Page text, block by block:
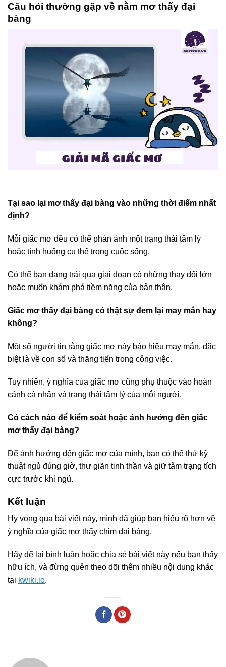
Câu hỏi thường gặp về nằm mơ thấy đại
bàng
Tại sao lại mơ thấy đại bàng vào những thời điểm nhất
định?
Mỗi giấc mơ đều có thể phản ánh một trạng thái tâm lý
hoặc tình huống cụ thể trong cuộc sống.
Có thể bạn đang trải qua giai đoạn có những thay đổi lớn
hoặc muốn khám phá tiềm năng của bản thân.
Giấc mơ thấy đại bàng có thật sự đem lại may mắn hay
không?
Một số người tin rằng giấc mơ này báo hiệu may mắn, đặc
biệt là về con số và thăng tiến trong công việc.
Tuy nhiên, ý nghĩa của giấc mơ cũng phụ thuộc vào hoàn
cảnh cá nhân và trạng thái tâm lý của mỗi người.
Có cách nào để kiểm soát hoặc ảnh hưởng đến giấc
mơ thấy đại bàng?
Để ảnh hưởng đến giấc mơ của mình, bạn có thể thử kỹ
thuật ngủ đúng giờ, thư giãn tinh thần và giữ tâm trạng tích
cực trước khi ngủ.
Kết luận
Hy vọng qua bài viết này, mình đã giúp bạn hiểu rõ hơn về
ý nghĩa của giấc mơ thấy chim đại bàng.
Hãy để lại bình luận hoặc chia sẻ bài viết này nếu bạn thấy
hữu ích, và đừng quên theo dõi thêm nhiều nội dung khác
tại kwiki.io.